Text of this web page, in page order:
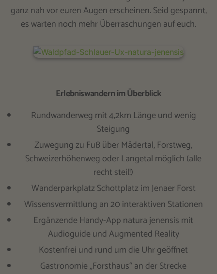
ganz nah vor euren Augen erscheinen. Seid gespannt,
es warten noch mehr Überraschungen auf euch.
Erlebniswandern im Überblick
Rundwanderweg mit 4,2km Länge und wenig
Steigung
Zuwegung zu Fuß über Mädertal, Forstweg,
Schweizerhöhenweg oder Langetal möglich (alle
recht steil!)
Wanderparkplatz Schottplatz im Jenaer Forst
Wissensvermittlung an 20 interaktiven Stationen
Ergänzende Handy-App natura jenensis mit
Audioguide und Augmented Reality
Kostenfrei und rund um die Uhr geöffnet
Gastronomie „Forsthaus“ an der Strecke